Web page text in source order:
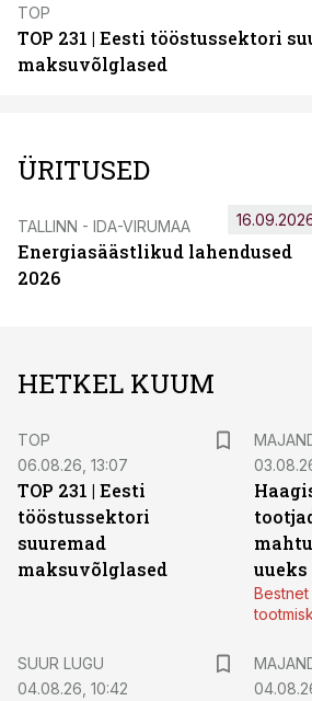
TOP
TOP 231 | Eesti tööstussektori
maksuvõlglased
ÜRITUSED
TALLINN - IDA-VIRUMAA
Energiasäästlikud lahendused
2026
HETKEL KUUM
TOP
06.08.26, 13:07
TOP 231 | Eesti
tööstussektori
suuremad
maksuvõlglased
SUUR LUGU
04.08.26, 10:42